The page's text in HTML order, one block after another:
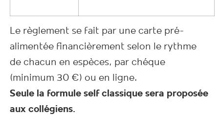
Le règlement se fait par une carte pré-
alimentée financièrement selon le rythme
de chacun en espèces, par chéque
(minimum 30 €) ou en ligne.
Seule la formule self classique sera proposée
aux collégiens.